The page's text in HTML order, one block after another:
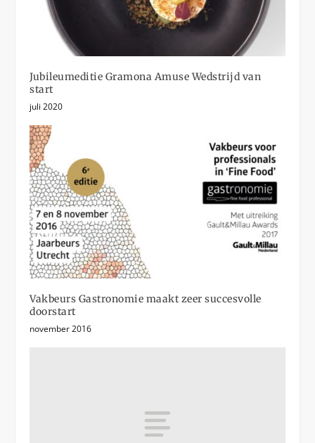
Jubileumeditie Gramona Amuse Wedstrijd van
start
juli 2020
Vakbeurs Gastronomie maakt zeer succesvolle
doorstart
november 2016